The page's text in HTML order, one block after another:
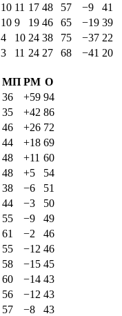
10 11 17 48 57 −9
41
10 9 19 46 65 −19 39
4 10 24 38 75 −37 22
3 11 24 27 68 −41 20
МП РМ О
36 +59 94
35 +42 86
46 +26 72
44 +18 69
48 +11 60
48 +5
54
38 −6
51
44 −3
50
55 −9
49
61 −2
46
55 −12 46
58 −15 45
60 −14 43
56 −12 43
57 −8
43